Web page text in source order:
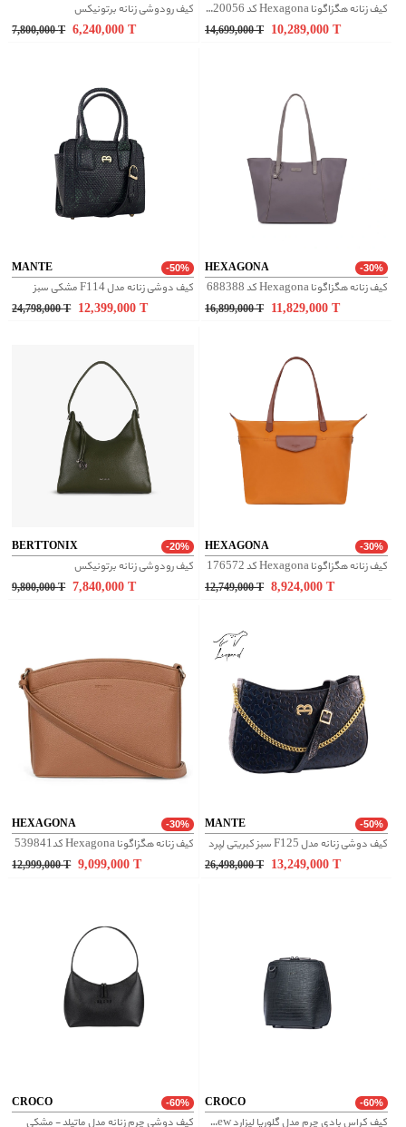
کیف رودوشی زنانه برتونیکس
7,800,000 T 6,240,000
کیف زنانه هگزاگونا Hexagona کد 5920056
14,699,000 T 10,289,000
MANTE -50%
کیف دوشی زنانه مدل F114 مشکی سبز
24,798,000 T 12,399,000
HEXAGONA -30%
کیف زنانه هگزاگونا Hexagona کد 688388
16,899,000 T 11,829,000
BERTTONIX -20%
کیف رودوشی زنانه برتونیکس
9,800,000 T 7,840,000
HEXAGONA -30%
کیف زنانه هگزاگونا Hexagona کد 176572
12,749,000 T 8,924,000
HEXAGONA -30%
کیف زنانه هگزاگونا Hexagona کد539841
12,999,000 T 9,099,000
MANTE -50%
کیف دوشی زنانه مدل F125 سبز کبریتی لِپرد
26,498,000 T 13,249,000
CROCO -60%
کیف دوشی چرم زنانه مدل ماتیلد - مشکی
CROCO -60%
کیف کراس بادی چرم مدل گلوریا لیزارد new - مشکی